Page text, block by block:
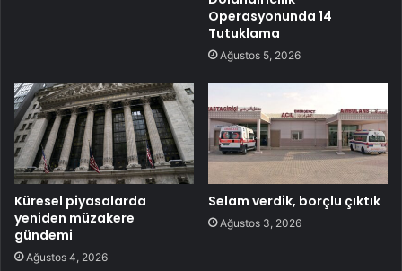
Operasyonunda 14
Tutuklama
Ağustos 5, 2026
Küresel piyasalarda
yeniden müzakere
gündemi
Ağustos 4, 2026
Selam verdik, borçlu çıktık
Ağustos 3, 2026